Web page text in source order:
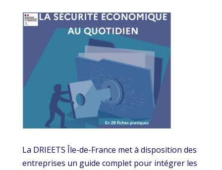
La DRIEETS Île-de-France met à disposition des
entreprises un guide complet pour intégrer les